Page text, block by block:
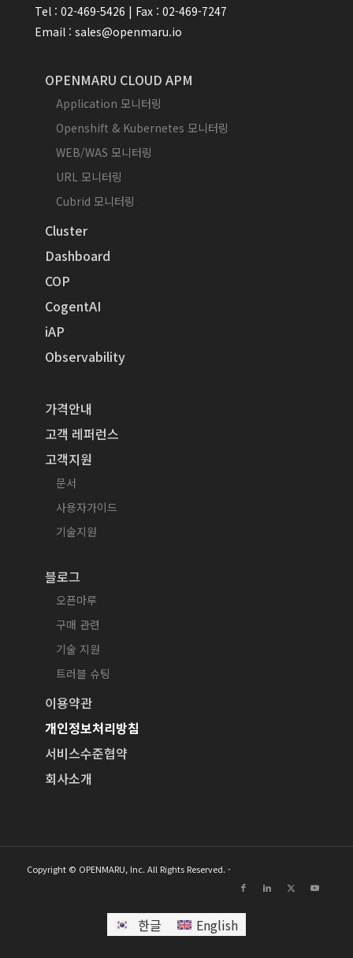
Tel : 02-469-5426 | Fax : 02-469-7247
Email : sales@openmaru.io
OPENMARU CLOUD APM
Application 모니터링
Openshift & Kubernetes 모니터링
WEB/WAS 모니터링
URL 모니터링
Cubrid 모니터링
Cluster
Dashboard
COP
CogentAI
iAP
Observability
가격안내
고객 레퍼런스
고객지원
문서
사용자가이드
기술지원
블로그
오픈마루
구매 관련
기술 지원
트러블 슈팅
이용약관
개인정보처리방침
서비스수준협약
회사소개
Copyright © OPENMARU, Inc. All Rights Reserved. -
한글 English